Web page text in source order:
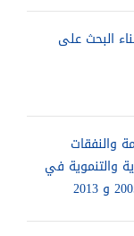
البحث على
والنفقات
والتنموية في